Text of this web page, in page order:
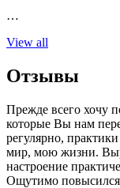
…
View all
Отзывы
Прежде всего хочу
которые Вы нам
регулярно,
мир, мою жизни.
настроение
Ощутимо